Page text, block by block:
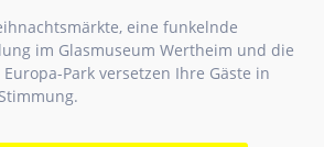
eine funkelnde
im Glasmuseum Wertheim und die
Park versetzen Ihre Gäste in